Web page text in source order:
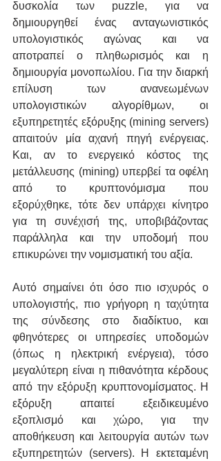
δυσκολία των puzzle, για να
δημιουργηθεί ένας ανταγωνιστικός
υπολογιστικός αγώνας και να
αποτραπεί ο πληθωρισμός και η
δημιουργία μονοπωλίου. Για την διαρκή
επίλυση των ανανεωμένων
υπολογιστικών αλγορίθμων, οι
εξυπηρετητές εξόρυξης (mining servers)
απαιτούν μία αχανή πηγή ενέργειας.
Και, αν το ενεργεικό κόστος της
μετάλλευσης (mining) υπερβεί τα οφέλη
από το κρυπτονόμισμα που
εξορύχθηκε, τότε δεν υπάρχει κίνητρο
για τη συνέχισή της, υποβιβάζοντας
παράλληλα και την υποδομή που
επικυρώνει την νομισματική του αξία.
Αυτό σημαίνει ότι όσο πιο ισχυρός ο
υπολογιστής, πιο γρήγορη η ταχύτητα
της σύνδεσης στο διαδίκτυο, και
φθηνότερες οι υπηρεσίες υποδομών
(όπως η ηλεκτρική ενέργεια), τόσο
μεγαλύτερη είναι η πιθανότητα κέρδους
από την εξόρυξη κρυπτονομίσματος. Η
εξόρυξη απαιτεί εξειδικευμένο
εξοπλισμό και χώρο, για την
αποθήκευση και λειτουργία αυτών των
εξυπηρετητών (servers). Η εκτεταμένη